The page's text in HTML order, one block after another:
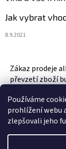
Používáme
prohlížení webu
zlepšovali jeho
Jak vybrat
8.9.2021
Zákaz prodeje
převzetí zboží